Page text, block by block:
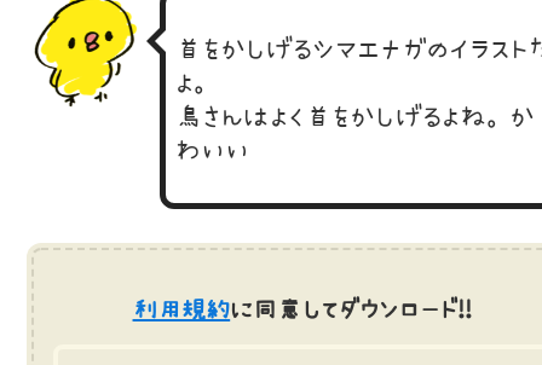
首をかしげるシマエナガのイラスト
よ。
鳥さんはよく首をかしげるよね。か
わいい
利用規約に同意してダウンロード!!